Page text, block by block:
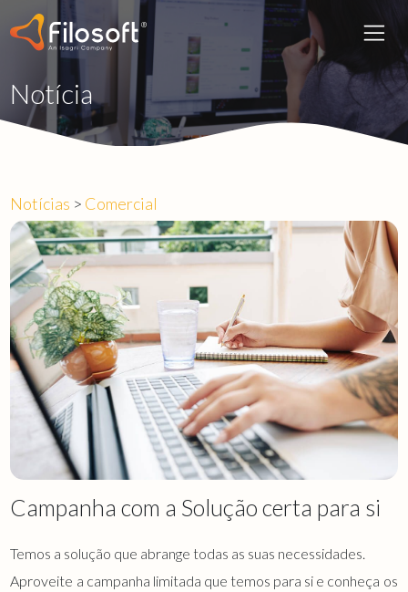
Notícia
Notícias > Comercial
Campanha com a Solução certa para si
Temos a solução que abrange todas as suas necessidades.
Aproveite a campanha limitada que temos para si e conheça os